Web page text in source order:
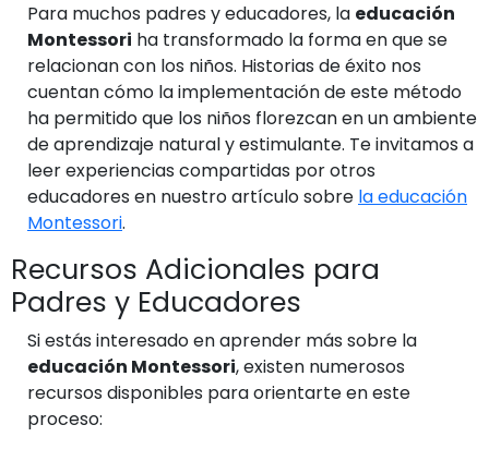
Para muchos padres y educadores, la educación
Montessori ha transformado la forma en que se
relacionan con los niños. Historias de éxito nos
cuentan cómo la implementación de este método
ha permitido que los niños florezcan en un ambiente
de aprendizaje natural y estimulante. Te invitamos a
leer experiencias compartidas por otros
educadores en nuestro artículo sobre la educación
Montessori.
Recursos Adicionales para
Padres y Educadores
Si estás interesado en aprender más sobre la
educación Montessori, existen numerosos
recursos disponibles para orientarte en este
proceso: